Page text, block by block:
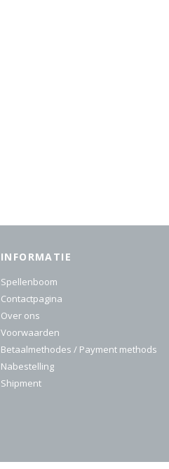
INFORMATIE
Spellenboom
Contactpagina
Over ons
Voorwaarden
Betaalmethodes / Payment methods
Nabestelling
Shipment